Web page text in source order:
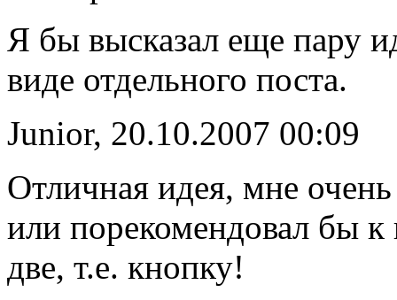
Я бы высказал еще пару
виде отдельного поста.
Junior, 20.10.2007 00:09
Отличная идея, мне
или порекомендовал бы
две, т.е. кнопку!